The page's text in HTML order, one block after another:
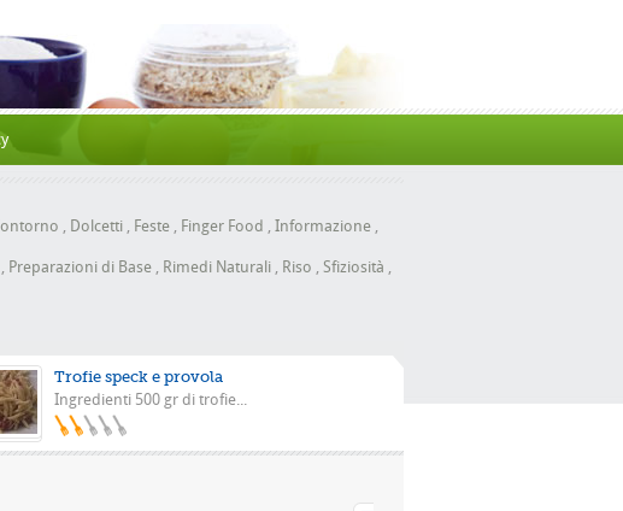
, Dolcetti , Feste , Finger Food , Informazione ,
, Preparazioni di Base , Rimedi Naturali , Riso , Sfiziosità ,
Trofie speck e provola
Ingredienti 500 gr di trofie...